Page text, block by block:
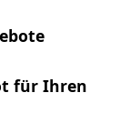
für Ihren